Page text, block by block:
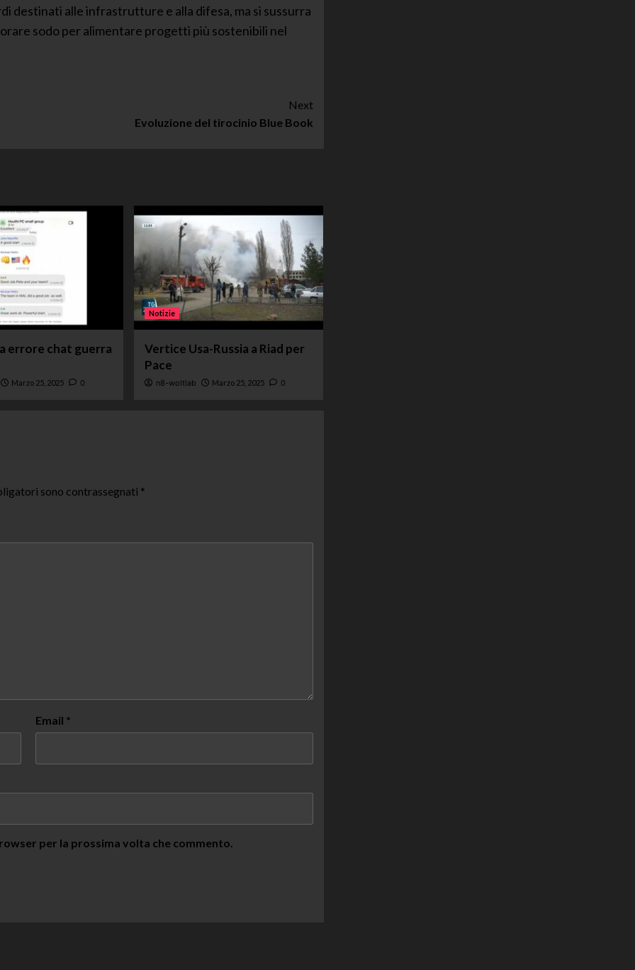
destinati alle infrastrutture e alla difesa, ma si sussurra
sodo per alimentare progetti più sostenibili nel
Next
Evoluzione del tirocinio Blue Book
errore chat guerra
Marzo 25, 2025 0
Notizie
Vertice Usa-Russia a Riad per
Pace
n8-woltlab Marzo 25, 2025 0
sono contrassegnati *
Email *
per la prossima volta che commento.